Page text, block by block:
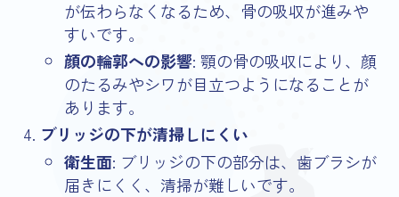
が伝わらなくなるため、骨の吸収が進みや
すいです。
顔の輪郭への影響: 顎の骨の吸収により、顔
のたるみやシワが目立つようになることが
あります。
ブリッジの下が清掃しにくい
衛生面: ブリッジの下の部分は、歯ブラシが
届きにくく、清掃が難しいです。